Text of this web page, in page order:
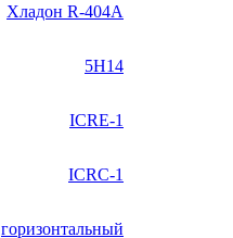
Хладон R-404A
5H14
ICRE-1
ICRC-1
горизонтальный